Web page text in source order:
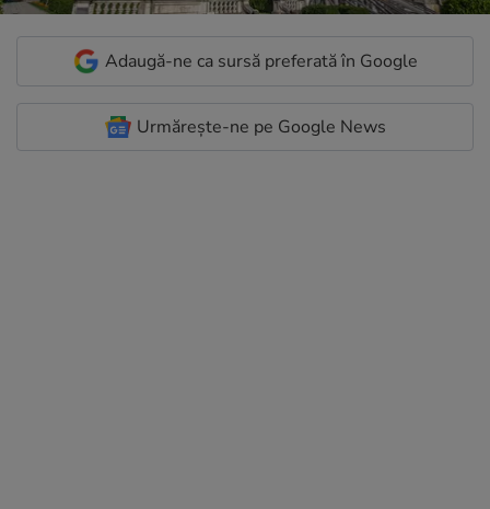
Adaugă-ne ca sursă preferată în Google
Urmărește-ne pe Google News